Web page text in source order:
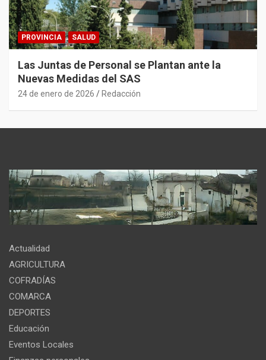
PROVINCIA SALUD
Las Juntas de Personal se Plantan ante la
Nuevas Medidas del SAS
24 de enero de 2026 Redacción
Actualidad
AGRICULTURA
COFRADÍAS
COMARCA
DEPORTES
Educación
Eventos Locales